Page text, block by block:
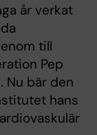
år verkat
till
Pep
Nu bär den
hans